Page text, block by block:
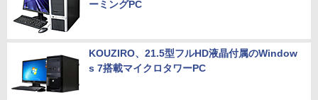
ーミングPC
KOUZIRO、21.5型フルHD液晶付属のWindow
s 7搭載マイクロタワーPC